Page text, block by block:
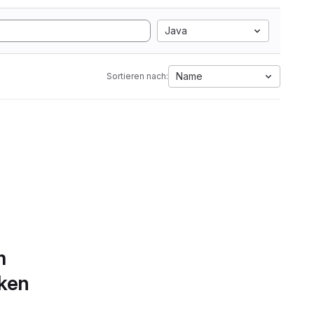
Java
Sortieren nach: Name